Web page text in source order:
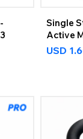
Single
Active
USD